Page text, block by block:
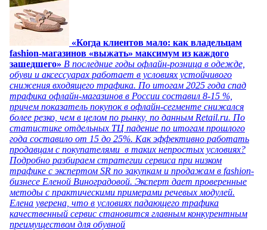
«Когда клиентов мало: как владельцам
fashion-магазинов «выжать» максимум из каждого
зашедшего» В последние годы офлайн-розница в одежде,
обуви и аксессуарах работает в условиях устойчивого
снижения входящего трафика. По итогам 2025 года спад
трафика офлайн-магазинов в России составил 8-15 %,
причем показатель покупок в офлайн-сегменте снижался
более резко, чем в целом по рынку, по данным Retail.ru. По
статистике отдельных ТЦ падение по итогам прошлого
года составило от 15 до 25%. Как эффективно работать
продавцам с покупателями в таких непростых условиях?
Подробно разбираем стратегии сервиса при низком
трафике с экспертом SR по закупкам и продажам в fashion-
бизнесе Еленой Виноградовой. Эксперт дает проверенные
методы с практическими примерами речевых модулей.
Елена уверена, что в условиях падающего трафика
качественный сервис становится главным конкурентным
преимуществом для обувной